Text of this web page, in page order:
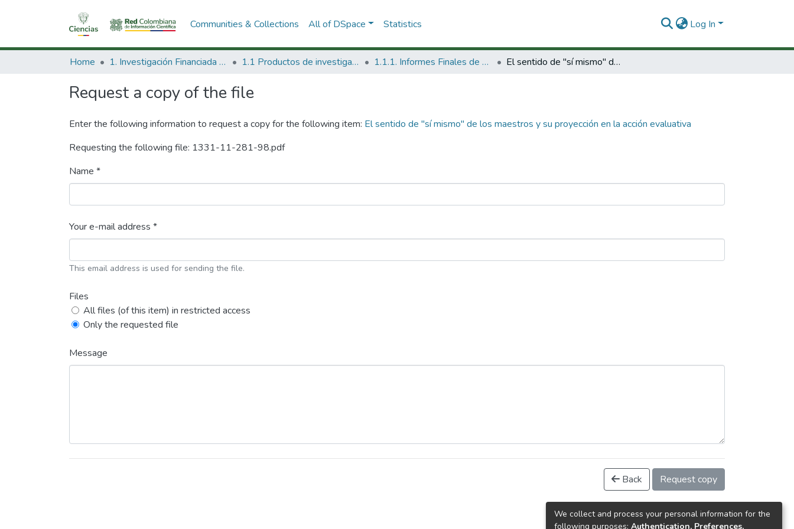
Communities & Collections All of DSpace Statistics Log In
Home 1. Investigación Financiada con Recursos Públicos 1.1 Productos de investigación 1.1.1. Informes Finales de Proyectos de Investigación El sentido de "sí mismo" de los maestros y su proyección en la acción evaluativa
Request a copy of the file
Enter the following information to request a copy for the following item: El sentido de "sí mismo" de los maestros y su proyección en la acción evaluativa
Requesting the following file: 1331-11-281-98.pdf
Name *
Your e-mail address *
This email address is used for sending the file.
Files
All files (of this item) in restricted access
Only the requested file
Message
Back Request copy
We collect and process your personal information for the
following purposes: Authentication, Preferences,